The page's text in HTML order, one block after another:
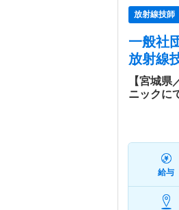
放射線技師
一般社
放射線
【宮城
ニックに
給与